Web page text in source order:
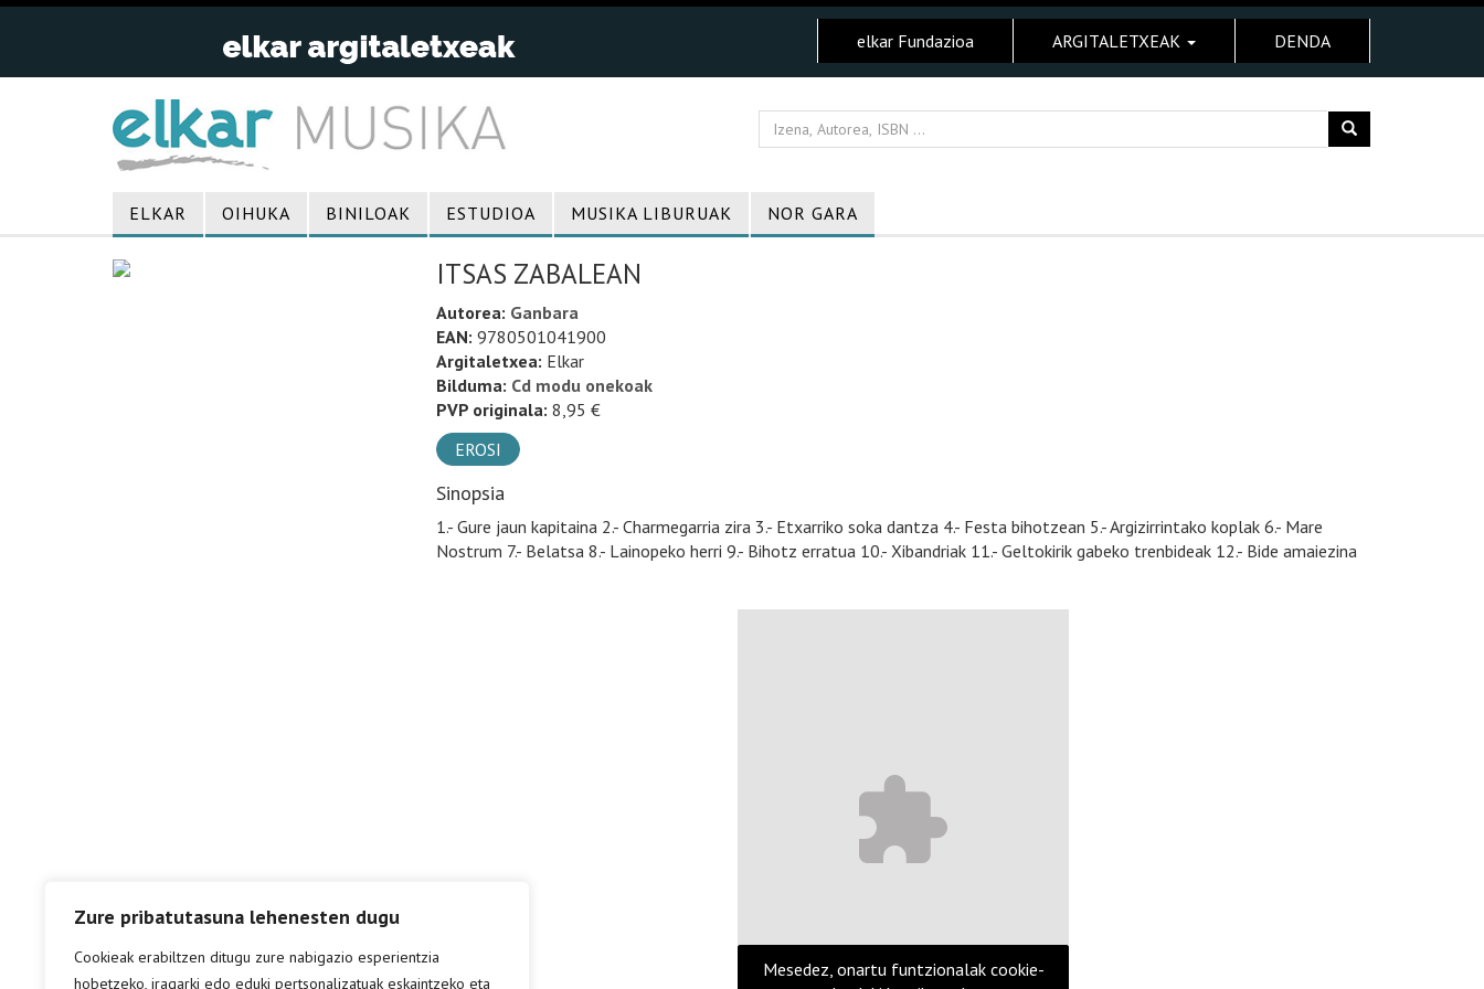
Zure pribatutasuna lehenesten dugu
Cookieak erabiltzen ditugu zure nabigazio esperientzia
hobetzeko, iragarki edo eduki pertsonalizatuak eskaintzeko eta
elkar Fundazioa ARGITALETXEAK DENDA
ELKAR OIHUKA BINILOAK ESTUDIOA MUSIKA LIBURUAK NOR GARA
ITSAS ZABALEAN
Autorea: Ganbara
EAN: 9780501041900
Argitaletxea: Elkar
Bilduma: Cd modu onekoak
PVP originala: 8,95 €
EROSI
Sinopsia
1.- Gure jaun kapitaina 2.- Charmegarria zira 3.- Etxarriko soka dantza 4.- Festa bihotzean 5.- Argizirrintako koplak 6.- Mare
Nostrum 7.- Belatsa 8.- Lainopeko herri 9.- Bihotz erratua 10.- Xibandriak 11.- Geltokirik gabeko trenbideak 12.- Bide amaiezina
Mesedez, onartu funtzionalak cookie-